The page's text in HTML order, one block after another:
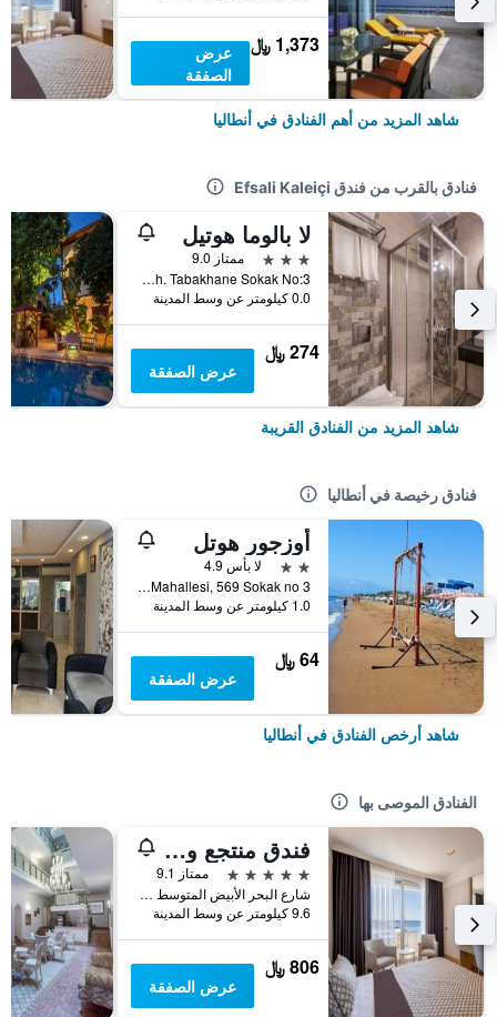
1,373 ﷼
عرض
الصفقة
شاهد المزيد من أهم الفنادق في أنطاليا
فنادق بالقرب من فندق Efsali Kaleiçi
لا بالوما هوتيل
3 نجوم
ممتاز 9.0
Kılıçaslan Mah. Tabakhane Sokak No:3, أنطاليا, تركيا
0.0 كيلومتر عن وسط المدينة
274 ﷼
عرض الصفقة
شاهد المزيد من الفنادق القريبة
فنادق رخيصة في أنطاليا
أوزجور هوتل
2 نجمتين
لا بأس 4.9
Muratpasa Mahallesi, 569 Sokak no 3, أنطاليا, تركيا
1.0 كيلومتر عن وسط المدينة
64 ﷼
عرض الصفقة
شاهد أرخص الفنادق في أنطاليا
الفنادق الموصى بها
فندق منتجع وسبا بورتو بيلو
5 نجوم
ممتاز 9.1
شارع البحر الأبيض المتوسط شارع رقم 6, أنطاليا, تركيا
9.6 كيلومتر عن وسط المدينة
806 ﷼
عرض الصفقة